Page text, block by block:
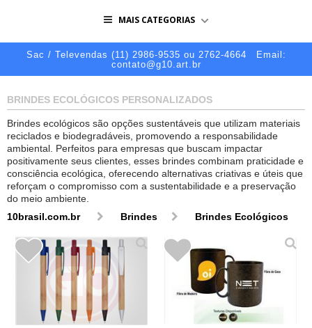
MAIS CATEGORIAS
Sac / Televendas (11) 2986-9535 ou 2762-4664
Email:
contato@g10.art.br
BRINDES ECOLÓGICOS PERSONALIZADOS
Brindes ecológicos são opções sustentáveis que utilizam materiais
reciclados e biodegradáveis, promovendo a responsabilidade
ambiental. Perfeitos para empresas que buscam impactar
positivamente seus clientes, esses brindes combinam praticidade e
consciência ecológica, oferecendo alternativas criativas e úteis que
reforçam o compromisso com a sustentabilidade e a preservação
do meio ambiente.
10brasil.com.br
Brindes Brindes Ecológicos